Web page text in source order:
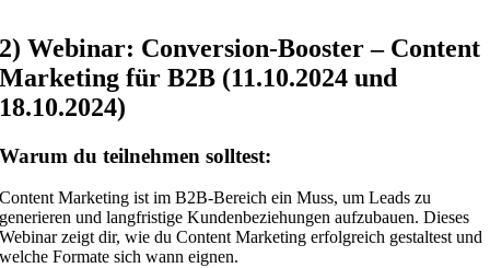
2) Webinar: Conversion-Booster – Content
Marketing für B2B (11.10.2024 und
18.10.2024)
Warum du teilnehmen solltest:
Content Marketing ist im B2B-Bereich ein Muss, um Leads zu
generieren und langfristige Kundenbeziehungen aufzubauen. Dieses
Webinar zeigt dir, wie du Content Marketing erfolgreich gestaltest und
welche Formate sich wann eignen.